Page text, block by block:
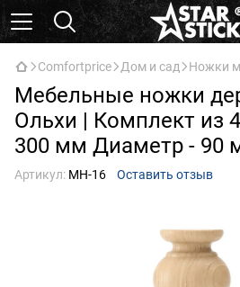
Comfortprice Дом и сад Ножки
Мебельные ножки
Ольхи | Комплект из
300 мм Диаметр - 90
Артикул: МН-16 Оставить отзыв